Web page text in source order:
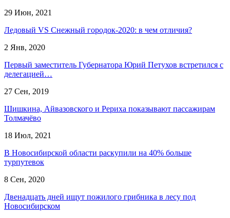
29 Июн, 2021
Ледовый VS Снежный городок-2020: в чем отличия?
2 Янв, 2020
Первый заместитель Губернатора Юрий Петухов встретился с
делегацией…
27 Сен, 2019
Шишкина, Айвазовского и Рериха показывают пассажирам
Толмачёво
18 Июл, 2021
В Новосибирской области раскупили на 40% больше
турпутевок
8 Сен, 2020
Двенадцать дней ищут пожилого грибника в лесу под
Новосибирском